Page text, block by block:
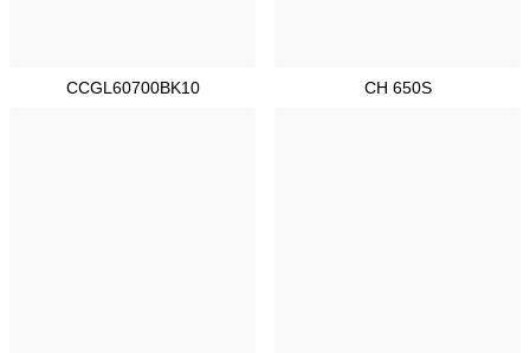
CCGL60700BK10 CH 650S